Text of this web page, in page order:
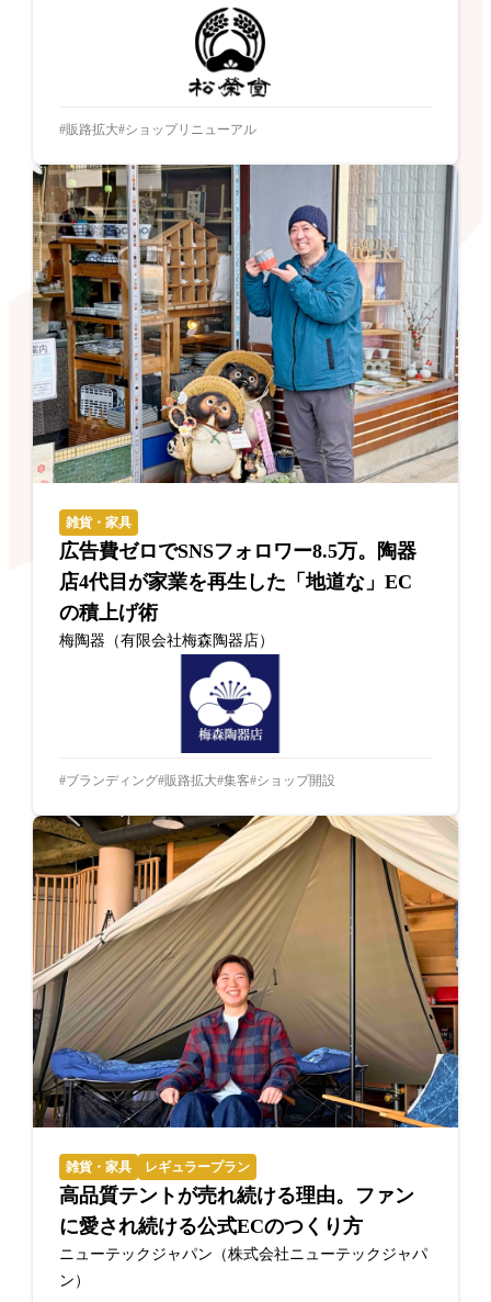
販路拡大 ショップリニューアル
雑貨・家具
広告費ゼロでSNSフォロワー8.5万。陶器
店4代目が家業を再生した「地道な」EC
の積上げ術
梅陶器（有限会社梅森陶器店）
ブランディング 販路拡大 集客 ショップ開設
雑貨・家具 レギュラープラン
高品質テントが売れ続ける理由。ファン
に愛され続ける公式ECのつくり方
ニューテックジャパン（株式会社ニューテックジャパ
ン）